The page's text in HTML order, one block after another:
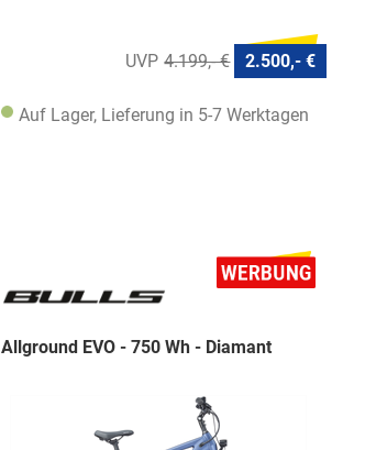
4.199,- € 2.500,- €
Auf Lager, Lieferung in 5-7 Werktagen
Allground EVO - 750 Wh - Diamant